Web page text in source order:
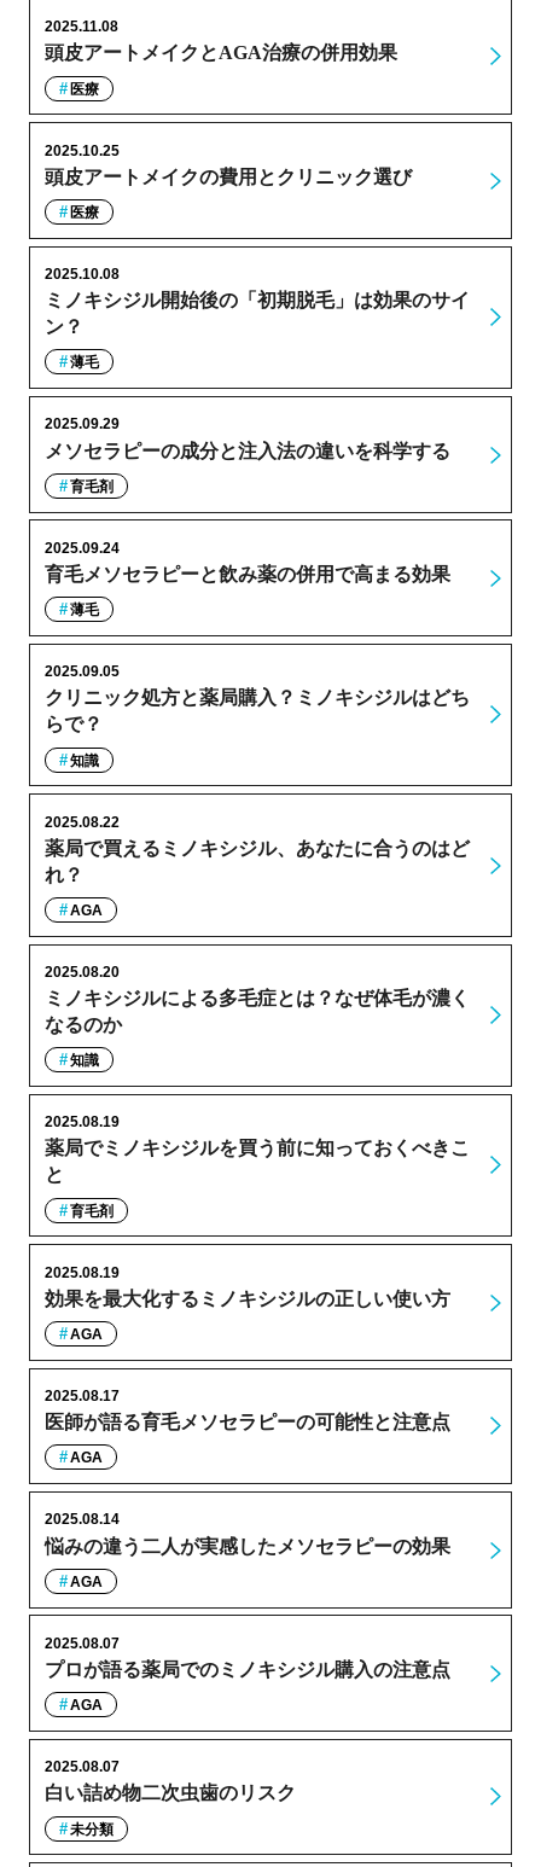
頭皮アートメイクとAGA治療の併用効果
2025.11.08
医療
頭皮アートメイクの費用とクリニック選び
2025.10.25
医療
ミノキシジル開始後の「初期脱毛」は効果のサイ
ン？
2025.10.08
薄毛
メソセラピーの成分と注入法の違いを科学する
2025.09.29
育毛剤
育毛メソセラピーと飲み薬の併用で高まる効果
2025.09.24
薄毛
クリニック処方と薬局購入？ミノキシジルはどち
らで？
2025.09.05
知識
薬局で買えるミノキシジル、あなたに合うのはど
れ？
2025.08.22
AGA
ミノキシジルによる多毛症とは？なぜ体毛が濃く
なるのか
2025.08.20
知識
薬局でミノキシジルを買う前に知っておくべきこ
と
2025.08.19
育毛剤
効果を最大化するミノキシジルの正しい使い方
2025.08.19
AGA
医師が語る育毛メソセラピーの可能性と注意点
2025.08.17
AGA
悩みの違う二人が実感したメソセラピーの効果
2025.08.14
AGA
プロが語る薬局でのミノキシジル購入の注意点
2025.08.07
AGA
白い詰め物二次虫歯のリスク
2025.08.07
未分類